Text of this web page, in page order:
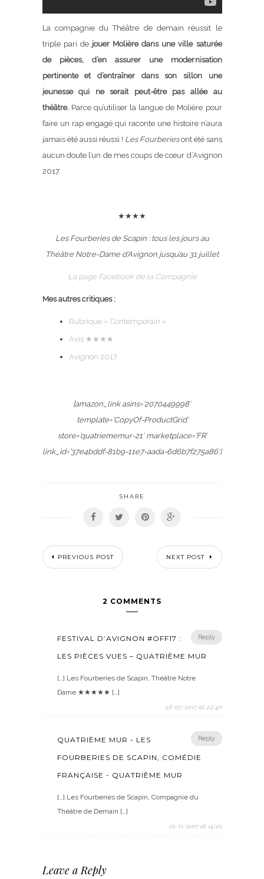
La compagnie du Théâtre de demain réussit le
triple pari de jouer Molière dans une ville saturée
de pièces, d’en assurer une modernisation
pertinente et d’entraîner dans son sillon une
jeunesse qui ne serait peut-être pas allée au
théâtre.Parce qu’utiliser la langue de Molière pour
faire un rap engagé qui raconte une histoire n’aura
jamais été aussi réussi ! Les Fourberiesont été sans
aucun doute l’un de mes coups de cœur d’Avignon
2017.
★★★★
Les Fourberies de Scapin : tous les jours au
Théâtre Notre-Dame d’Avignon jusqu’au 31 juillet
La page Facebook de la Compagnie
Mes autres critiques :
Rubrique « Contemporain »
Avis ★★★★
Avignon 2017
[amazon_link asins=’2070449998′
template=’CopyOf-ProductGrid’
store=’quatriememur-21′ marketplace=’FR’
link_id=’37e4bddf-81b9-11e7-aada-6d6b7f275a86′]
SHARE
PREVIOUS POST NEXT POST
2 COMMENTS
Reply
FESTIVAL D’AVIGNON #OFF17 :
LES PIÈCES VUES – QUATRIÈME MUR
[…] Les Fourberies de Scapin, Théâtre Notre
Dame ★★★★★ […]
28/07/2017 at 22:40
Reply
QUATRIÈME MUR - LES
FOURBERIES DE SCAPIN, COMÉDIE
FRANÇAISE - QUATRIÈME MUR
[…] Les Fourberies de Scapin, Compagnie du
Théâtre de Demain […]
01/11/2017 at 14:05
Leave a Reply